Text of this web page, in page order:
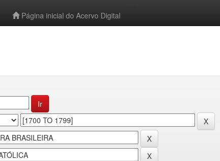
Página inicial do Acervo Digital